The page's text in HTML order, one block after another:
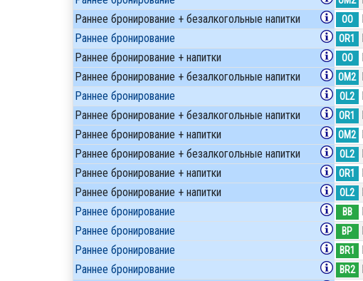
Раннее бронирование + безалкогольные напитки OO
Раннее бронирование OR1
Раннее бронирование + напитки OO
Раннее бронирование + безалкогольные напитки OM2
Раннее бронирование OL2
Раннее бронирование + безалкогольные напитки OR1
Раннее бронирование + напитки OM2
Раннее бронирование + безалкогольные напитки OL2
Раннее бронирование + напитки OR1
Раннее бронирование + напитки OL2
Раннее бронирование BB
Раннее бронирование BP
Раннее бронирование BR1
Раннее бронирование BR2